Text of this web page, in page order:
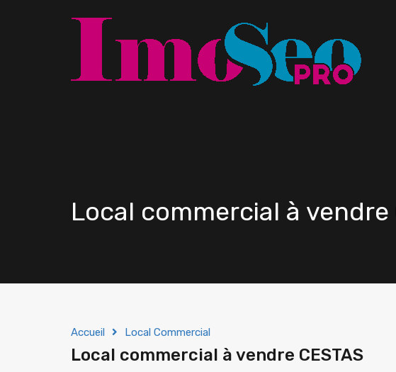
Local commercial à vendre
Accueil Local Commercial
Local commercial à vendre CESTAS